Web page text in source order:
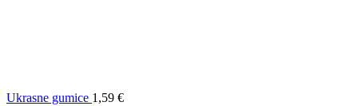
Ukrasne gumice 1,59 €